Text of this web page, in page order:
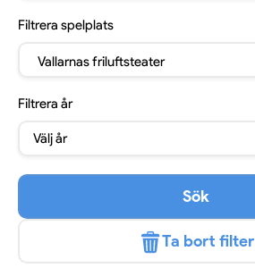
Filtrera spelplats
Vallarnas friluftsteater
Filtrera år
Välj år
Sök
Ta bort filter